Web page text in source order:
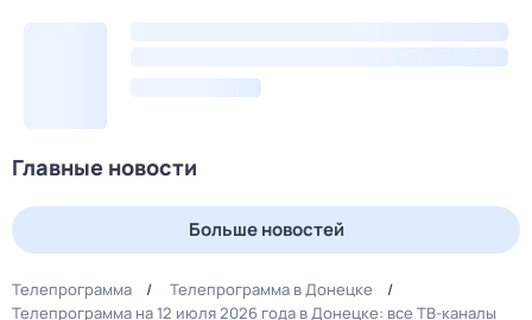
Главные новости
Больше новостей
Телепрограмма
Телепрограмма в Донецке
Телепрограмма на 12 июля 2026 года в Донецке: все ТВ-каналы